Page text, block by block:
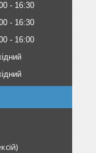
16:30
16:30
16:00